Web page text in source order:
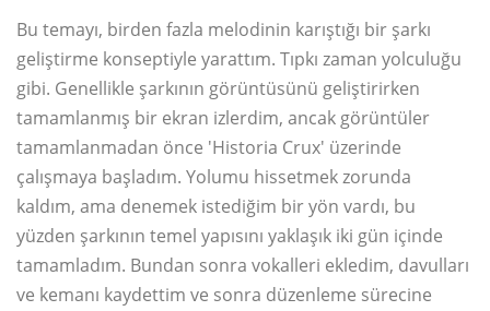
Bu temayı, birden fazla melodinin karıştığı bir şarkı
geliştirme konseptiyle yarattım. Tıpkı zaman yolculuğu
gibi. Genellikle şarkının görüntüsünü geliştirirken
tamamlanmış bir ekran izlerdim, ancak görüntüler
tamamlanmadan önce 'Historia Crux' üzerinde
çalışmaya başladım. Yolumu hissetmek zorunda
kaldım, ama denemek istediğim bir yön vardı, bu
yüzden şarkının temel yapısını yaklaşık iki gün içinde
tamamladım. Bundan sonra vokalleri ekledim, davulları
ve kemanı kaydettim ve sonra düzenleme sürecine